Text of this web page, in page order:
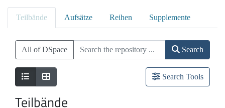
Teilbände Aufsätze Reihen Supplemente
All of DSpace Search
Search Tools
Teilbände